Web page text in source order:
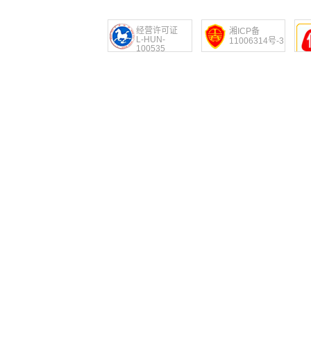
经营许可证
L-HUN-
100535
湘ICP备
11006314号-3